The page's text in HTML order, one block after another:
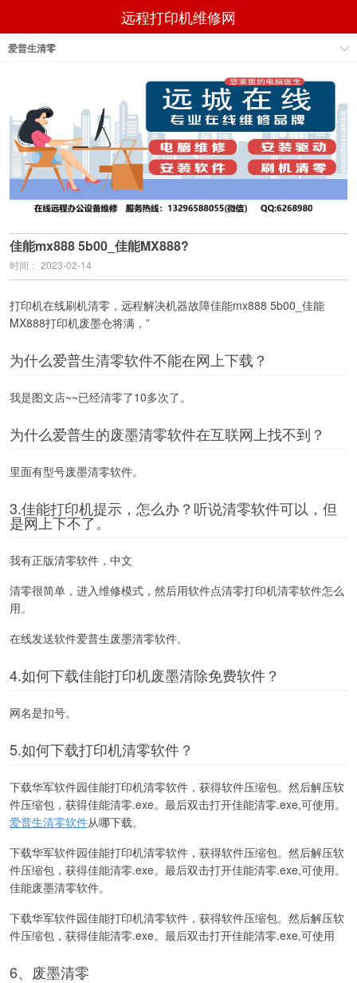
远程打印机维修网
爱普生清零
佳能mx888 5b00_佳能MX888?
时间： 2023-02-14
打印机在线刷机清零，远程解决机器故障佳能mx888 5b00_佳能
MX888打印机废墨仓将满，”
为什么爱普生清零软件不能在网上下载？
我是图文店~~已经清零了10多次了。
为什么爱普生的废墨清零软件在互联网上找不到？
里面有型号废墨清零软件。
3.佳能打印机提示，怎么办？听说清零软件可以，但
是网上下不了。
我有正版清零软件，中文
清零很简单，进入维修模式，然后用软件点清零打印机清零软件怎么
用。
在线发送软件爱普生废墨清零软件。
4.如何下载佳能打印机废墨清除免费软件？
网名是扣号。
5.如何下载打印机清零软件？
下载华军软件园佳能打印机清零软件，获得软件压缩包。然后解压软
件压缩包，获得佳能清零.exe。最后双击打开佳能清零.exe,可使用。
爱普生清零软件从哪下载。
下载华军软件园佳能打印机清零软件，获得软件压缩包。然后解压软
件压缩包，获得佳能清零.exe。最后双击打开佳能清零.exe,可使用。
佳能废墨清零软件。
下载华军软件园佳能打印机清零软件，获得软件压缩包。然后解压软
件压缩包，获得佳能清零.exe。最后双击打开佳能清零.exe,可使用
6、废墨清零